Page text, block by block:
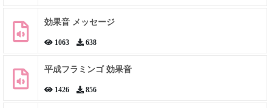
効果音 メッセージ
1063 638
平成フラミンゴ 効果音
1426 856